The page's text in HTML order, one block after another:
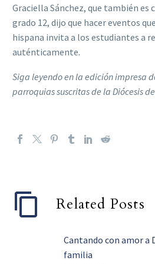
Graciella Sánchez, que también es
grado 12, dijo que hacer eventos
hispana invita a los estudiantes a
auténticamente.
Siga leyendo en la edición impresa
parroquias suscritas de la Diócesis
Related Posts
Cantando con amor a
familia